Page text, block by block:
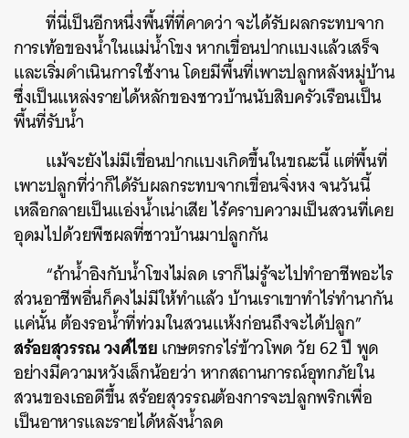
ที่นี่เป็นอีกหนึ่งพื้นที่ที่คาดว่า จะได้รับผลกระทบจาก
การเท้อของน้ำในแม่น้ำโขง หากเขื่อนปากแบงแล้วเสร็จ
และเริ่มดำเนินการใช้งาน โดยมีพื้นที่เพาะปลูกหลังหมู่บ้าน
ซึ่งเป็นแหล่งรายได้หลักของชาวบ้านนับสิบครัวเรือนเป็น
พื้นที่รับน้ำ
แม้จะยังไม่มีเขื่อนปากแบงเกิดขึ้นในขณะนี้ แต่พื้นที่
เพาะปลูกที่ว่าก็ได้รับผลกระทบจากเขื่อนจิ่งหง จนวันนี้
เหลือกลายเป็นแอ่งน้ำเน่าเสีย ไร้คราบความเป็นสวนที่เคย
อุดมไปด้วยพืชผลที่ชาวบ้านมาปลูกกัน
“ถ้าน้ำอิงกับน้ำโขงไม่ลด เราก็ไม่รู้จะไปทำอาชีพอะไร
ส่วนอาชีพอื่นก็คงไม่มีให้ทำแล้ว บ้านเราเขาทำไร่ทำนากัน
แค่นั้น ต้องรอน้ำที่ท่วมในสวนแห้งก่อนถึงจะได้ปลูก”
สร้อยสุวรรณ วงศ์ไชยเกษตรกรไร่ข้าวโพด วัย 62 ปี พูด
อย่างมีความหวังเล็กน้อยว่า หากสถานการณ์อุทกภัยใน
สวนของเธอดีขึ้น สร้อยสุวรรณต้องการจะปลูกพริกเพื่อ
เป็นอาหารและรายได้หลังน้ำลด